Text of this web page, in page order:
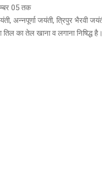
05 तक
अन्नपूर्णा जयंती, त्रिपुर भैरवी
का तेल खाना व लगाना निषिद्ध है।